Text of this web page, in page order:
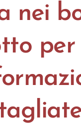
nei
per